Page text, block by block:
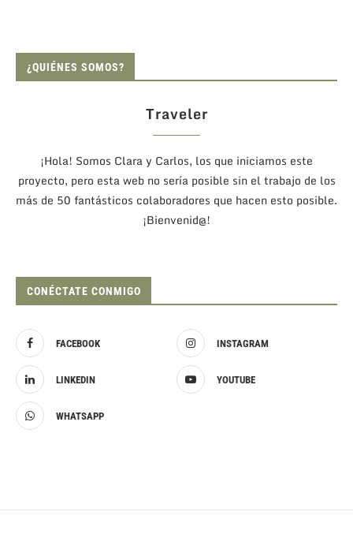
¿QUIÉNES SOMOS?
Traveler
¡Hola! Somos Clara y Carlos, los que iniciamos este
proyecto, pero esta web no sería posible sin el trabajo de los
más de 50 fantásticos colaboradores que hacen esto posible.
¡Bienvenid@!
CONÉCTATE CONMIGO
FACEBOOK INSTAGRAM
LINKEDIN YOUTUBE
WHATSAPP